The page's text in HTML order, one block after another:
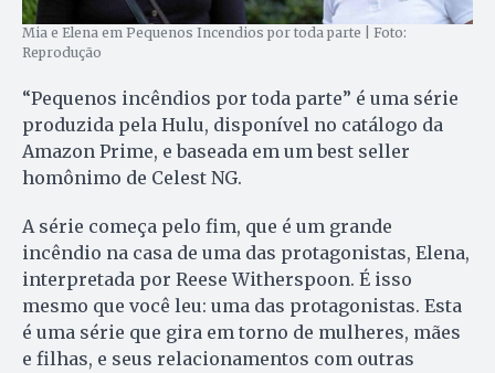
Mia e Elena em Pequenos Incendios por toda parte | Foto:
Reprodução
“Pequenos incêndios por toda parte” é uma série
produzida pela Hulu, disponível no catálogo da
Amazon Prime, e baseada em um best seller
homônimo de Celest NG.
A série começa pelo fim, que é um grande
incêndio na casa de uma das protagonistas, Elena,
interpretada por Reese Witherspoon. É isso
mesmo que você leu: uma das protagonistas. Esta
é uma série que gira em torno de mulheres, mães
e filhas, e seus relacionamentos com outras